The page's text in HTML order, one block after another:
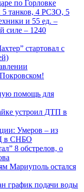
по Горловке
танков, 4 РСЗО, 5
и 55 ед. –
силе – 1240
стартовал с
помощь для
устроил ДТП в
Умеров – из
в СНБО
8 обстрелов, о
Мариуполь остался
график подачи воды